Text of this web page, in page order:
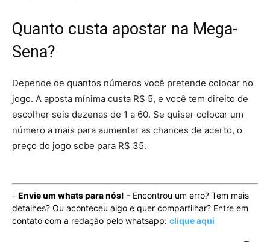
Quanto custa apostar na Mega-
Sena?
Depende de quantos números você pretende colocar no
jogo. A aposta mínima custa R$ 5, e você tem direito de
escolher seis dezenas de 1 a 60. Se quiser colocar um
número a mais para aumentar as chances de acerto, o
preço do jogo sobe para R$ 35.
- Envie um whats para nós! - Encontrou um erro? Tem mais
detalhes? Ou aconteceu algo e quer compartilhar? Entre em
contato com a redação pelo whatsapp: clique aqui